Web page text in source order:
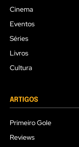
Cinema
Eventos
Séries
Livros
Cultura
ARTIGOS
Primeiro Gole
Reviews